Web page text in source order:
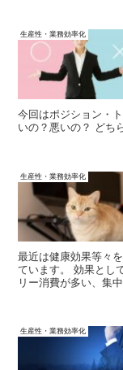
生産性・業務効率化
今回はポジション・
いの？悪いの？ どち
生産性・業務効率化
最近は健康効果等々
ています。 効果とし
リー消費が多い、集
生産性・業務効率化